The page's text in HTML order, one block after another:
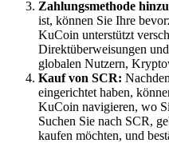
Zahlungsmethode
ist, können Sie Ihre
KuCoin unterstützt
Direktüberweisungen
globalen Nutzern,
Kauf von SCR:
eingerichtet haben,
KuCoin navigieren, wo
Suchen Sie nach SCR,
kaufen möchten, und